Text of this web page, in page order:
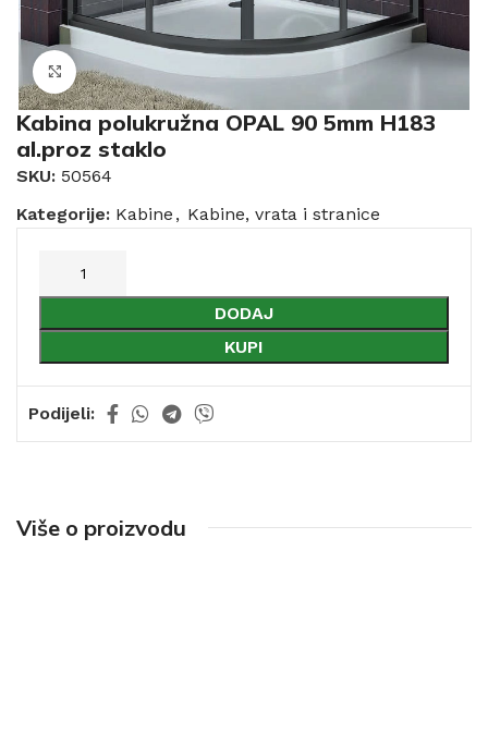
Click to enlarge
Kabina polukružna OPAL 90 5mm H183
al.proz staklo
SKU: 50564
Kategorije: Kabine , Kabine, vrata i stranice
DODAJ
KUPI
Podijeli:
Više o proizvodu